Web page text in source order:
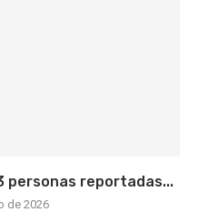
personas reportadas...
de 2026